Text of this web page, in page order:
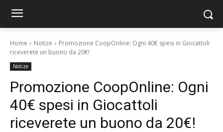
Home Notize
Promozione CoopOnline: Ogni 40€ spesi in Giocattoli
riceverete un buono da 20€!
Notize
Promozione CoopOnline: Ogni
40€ spesi in Giocattoli
riceverete un buono da 20€!